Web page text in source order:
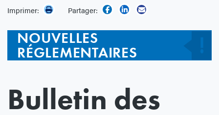
Imprimer:
Partager:
NOUVELLES
RÉGLEMENTAIRES
Bulletin des